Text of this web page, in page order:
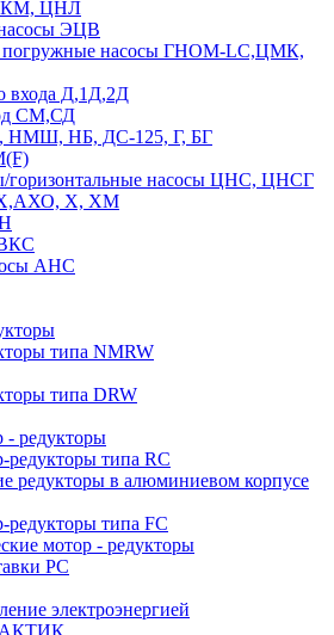
КМ, ЦНЛ
ЭЦВ
погружные насосы ГНОМ-LC,ЦМК,
входа Д,1Д,2Д
СМ,СД
НМШ, НБ, ДС-125, Г, БГ
горизонтальные насосы ЦНС, ЦНСГ
Х, ХМ
АНС
типа NMRW
типа DRW
- редукторы
типа RC
редукторы в алюминиевом корпусе
типа FC
мотор - редукторы
PC
электроэнергией